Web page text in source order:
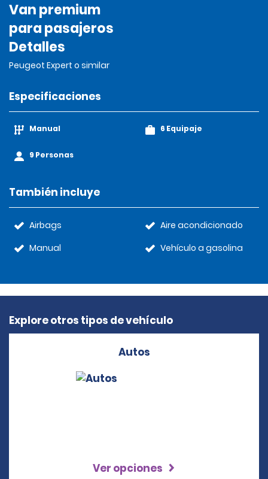
Van premium
para pasajeros
Detalles
Peugeot Expert o similar
Especificaciones
Manual
9 Personas
6 Equipaje
También incluye
Airbags
Manual
Aire acondicionado
Vehículo a gasolina
Explore otros tipos de vehículo
Autos
Ver opciones